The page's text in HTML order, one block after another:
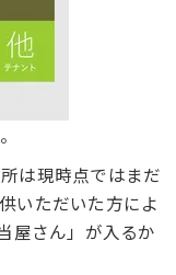
は現時点ではまだ
いただいた方によ
屋さん」が入るか